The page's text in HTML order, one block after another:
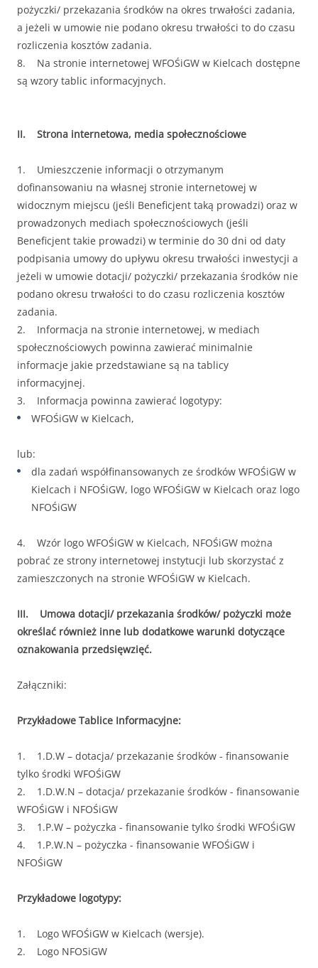
pożyczki/ przekazania środków na okres trwałości zadania,
a jeżeli w umowie nie podano okresu trwałości to do czasu
rozliczenia kosztów zadania.
8. Na stronie internetowej WFOŚiGW w Kielcach dostępne
są wzory tablic informacyjnych.
II. Strona internetowa, media społecznościowe
1. Umieszczenie informacji o otrzymanym
dofinansowaniu na własnej stronie internetowej w
widocznym miejscu (jeśli Beneficjent taką prowadzi) oraz w
prowadzonych mediach społecznościowych (jeśli
Beneficjent takie prowadzi) w terminie do 30 dni od daty
podpisania umowy do upływu okresu trwałości inwestycji a
jeżeli w umowie dotacji/ pożyczki/ przekazania środków nie
podano okresu trwałości to do czasu rozliczenia kosztów
zadania.
2. Informacja na stronie internetowej, w mediach
społecznościowych powinna zawierać minimalnie
informacje jakie przedstawiane są na tablicy
informacyjnej.
3. Informacja powinna zawierać logotypy:
WFOŚiGW w Kielcach,
lub:
dla zadań współfinansowanych ze środków WFOŚiGW w
Kielcach i NFOŚiGW, logo WFOŚiGW w Kielcach oraz logo
NFOŚiGW
4. Wzór logo WFOŚiGW w Kielcach, NFOŚiGW można
pobrać ze strony internetowej instytucji lub skorzystać z
zamieszczonych na stronie WFOŚiGW w Kielcach.
III. Umowa dotacji/ przekazania środków/ pożyczki może
określać również inne lub dodatkowe warunki dotyczące
oznakowania przedsięwzięć.
Załączniki:
Przykładowe Tablice Informacyjne:
1. 1.D.W – dotacja/ przekazanie środków - finansowanie
tylko środki WFOŚiGW
2. 1.D.W.N – dotacja/ przekazanie środków - finansowanie
WFOŚiGW i NFOŚiGW
3. 1.P.W – pożyczka - finansowanie tylko środki WFOŚiGW
4. 1.P.W.N – pożyczka - finansowanie WFOŚiGW i
NFOŚiGW
Przykładowe logotypy:
1. Logo WFOŚiGW w Kielcach(wersje).
2. Logo NFOSiGW